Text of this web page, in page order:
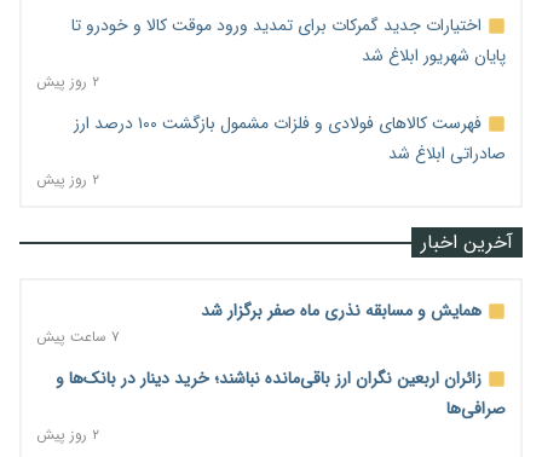
اختیارات جدید گمرکات برای تمدید ورود موقت کالا و خودرو تا
پایان شهریور ابلاغ شد
۲ روز پیش
فهرست کالاهای فولادی و فلزات مشمول بازگشت ۱۰۰ درصد ارز
صادراتی ابلاغ شد
۲ روز پیش
آخرین اخبار
همایش و مسابقه نذری ماه صفر برگزار شد
۷ ساعت پیش
زائران اربعین نگران ارز باقی‌مانده نباشند؛ خرید دینار در بانک‌ها و
صرافی‌ها
۲ روز پیش